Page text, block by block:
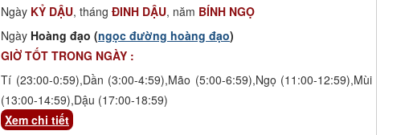
Ngày KỶ DẬU, tháng ĐINH DẬU, năm BÍNH NGỌ
Ngày Hoàng đạo (ngọc đường hoàng đạo)
GIỜ TỐT TRONG NGÀY :
Tí (23:00-0:59),Dần (3:00-4:59),Mão (5:00-6:59),Ngọ (11:00-12:59),Mùi
(13:00-14:59),Dậu (17:00-18:59)
Xem chi tiết